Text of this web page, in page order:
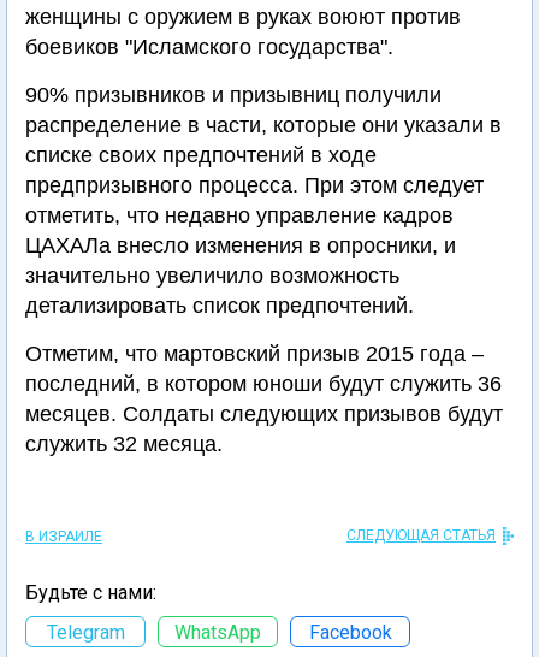
женщины с оружием в руках воюют против
боевиков "Исламского государства".
90% призывников и призывниц получили
распределение в части, которые они указали в
списке своих предпочтений в ходе
предпризывного процесса. При этом следует
отметить, что недавно управление кадров
ЦАХАЛа внесло изменения в опросники, и
значительно увеличило возможность
детализировать список предпочтений.
Отметим, что мартовский призыв 2015 года –
последний, в котором юноши будут служить 36
месяцев. Солдаты следующих призывов будут
служить 32 месяца.
В ИЗРАИЛЕ СЛЕДУЮЩАЯ СТАТЬЯ
Будьте с нами:
Telegram
WhatsApp Facebook